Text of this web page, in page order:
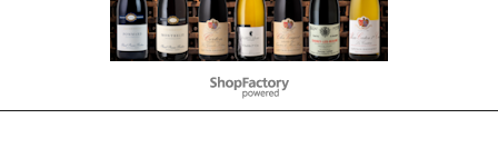
Webwinkel gemaakt met
ShopFactory webwinkel